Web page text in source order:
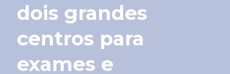
dois grandes
centros para
exames e